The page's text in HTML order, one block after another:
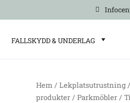
FALLSKYDD & UNDERLAG
Hem /Lekplatsutrustning
produkter /Parkmöbler /
Tillgänglighetsanpassat